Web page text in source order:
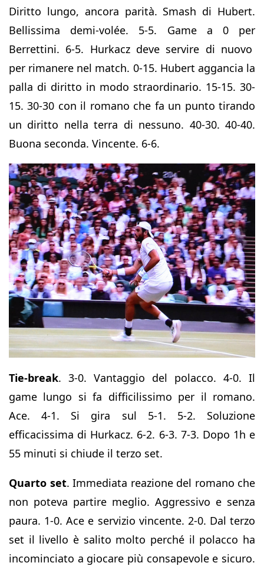
Diritto lungo, ancora parità. Smash di Hubert.
Bellissima demi-volée. 5-5. Game a 0 per
Berrettini. 6-5. Hurkacz deve servire di nuovo
per rimanere nel match. 0-15. Hubert aggancia la
palla di diritto in modo straordinario. 15-15. 30-
15. 30-30 con il romano che fa un punto tirando
un diritto nella terra di nessuno. 40-30. 40-40.
Buona seconda. Vincente. 6-6.
Tie-break. 3-0. Vantaggio del polacco. 4-0. Il
game lungo si fa difficilissimo per il romano.
Ace. 4-1. Si gira sul 5-1. 5-2. Soluzione
efficacissima di Hurkacz. 6-2. 6-3. 7-3. Dopo 1h e
55 minuti si chiude il terzo set.
Quarto set. Immediata reazione del romano che
non poteva partire meglio. Aggressivo e senza
paura. 1-0. Ace e servizio vincente. 2-0. Dal terzo
set il livello è salito molto perché il polacco ha
incominciato a giocare più consapevole e sicuro.